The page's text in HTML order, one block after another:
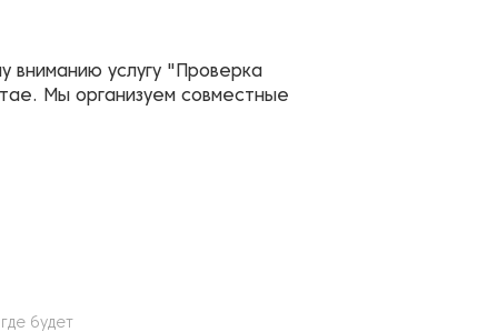
вниманию услугу "Проверка
Мы организуем совместные
будет